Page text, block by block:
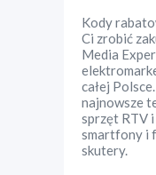
Kody
Ci zrobić
Media
całej
najnowsze
sprzęt RTV
smartfony i
skutery.